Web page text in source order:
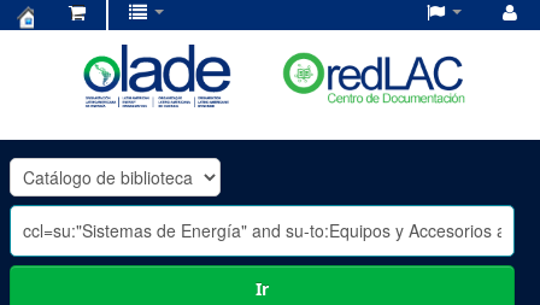
OLADE
-
Ir